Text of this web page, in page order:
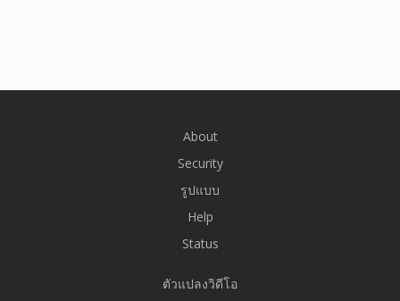
About
Security
รูปแบบ
Help
Status
ตัวแปลงวิดีโอ